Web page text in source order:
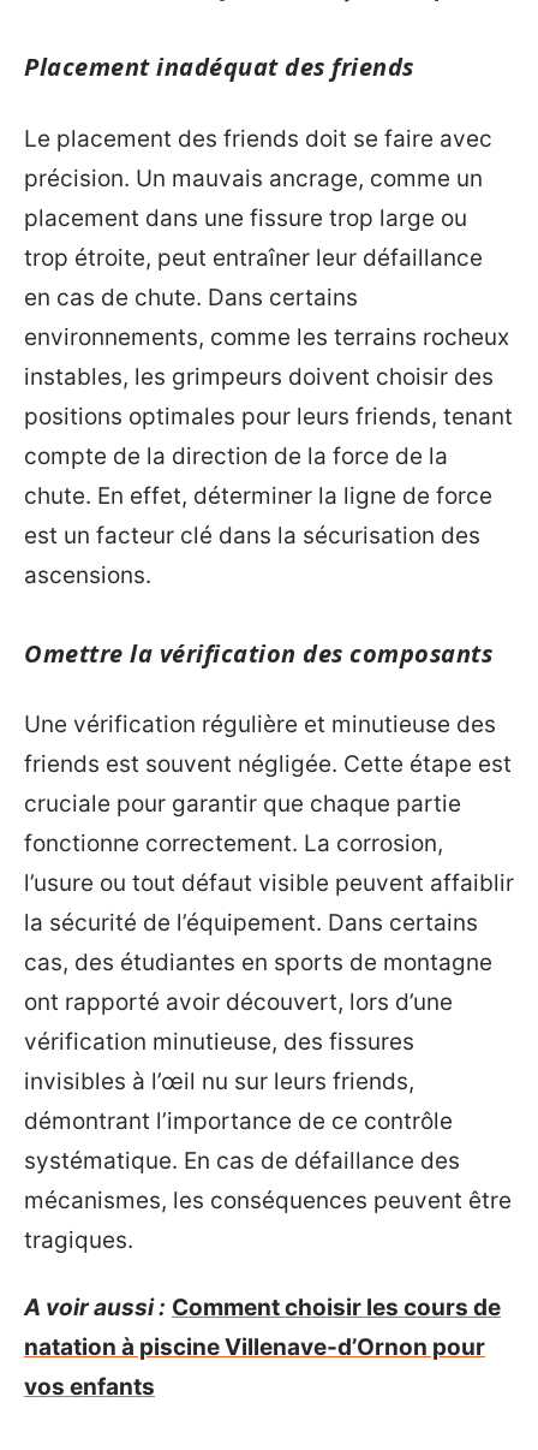
Placement inadéquat des friends
Le placement des friends doit se faire avec
précision. Un mauvais ancrage, comme un
placement dans une fissure trop large ou
trop étroite, peut entraîner leur défaillance
en cas de chute. Dans certains
environnements, comme les terrains rocheux
instables, les grimpeurs doivent choisir des
positions optimales pour leurs friends, tenant
compte de la direction de la force de la
chute. En effet, déterminer la ligne de force
est un facteur clé dans la sécurisation des
ascensions.
Omettre la vérification des composants
Une vérification régulière et minutieuse des
friends est souvent négligée. Cette étape est
cruciale pour garantir que chaque partie
fonctionne correctement. La corrosion,
l’usure ou tout défaut visible peuvent affaiblir
la sécurité de l’équipement. Dans certains
cas, des étudiantes en sports de montagne
ont rapporté avoir découvert, lors d’une
vérification minutieuse, des fissures
invisibles à l’œil nu sur leurs friends,
démontrant l’importance de ce contrôle
systématique. En cas de défaillance des
mécanismes, les conséquences peuvent être
tragiques.
A voir aussi : Comment choisir les cours de
natation à piscine Villenave-d’Ornon pour
vos enfants